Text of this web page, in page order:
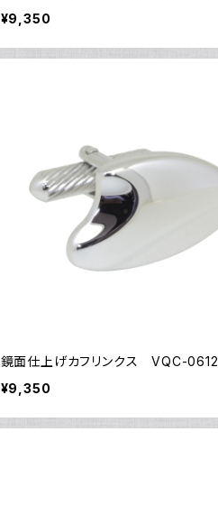
¥9,350
鏡面仕上げカフリンクス VQC-0612
¥9,350